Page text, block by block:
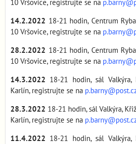
10 Vršovice, registrujte se na
14.2.2022 18-21 hodin, Centrum
10 Vršovice, registrujte se na
28.2.2022 18-21 hodin, Centrum
10 Vršovice, registrujte se na
14.3.2022 18-21 hodin, sál
Karlín, registrujte se na
28.3.2022 18-21 hodin, sál Valkýra,
Karlín, registrujte se na
11.4.2022 18-21 hodin, sál